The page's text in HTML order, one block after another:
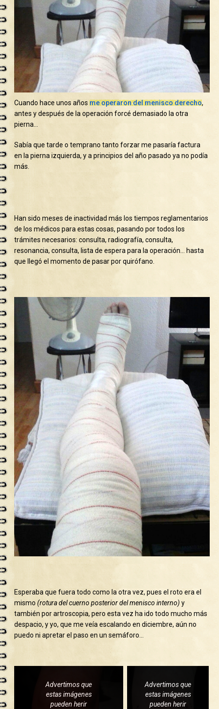
Cuando hace unos añosme operaron del menisco derecho,
antes y después de la operación forcé demasiado la otra
pierna…
Sabía que tarde o temprano tanto forzar me pasaría factura
en la pierna izquierda, y a principios del año pasado ya no podía
más.
Han sido meses de inactividad más los tiempos reglamentarios
de los médicos para estas cosas, pasando por todos los
trámites necesarios: consulta, radiografía, consulta,
resonancia, consulta, lista de espera para la operación… hasta
que llegó el momento de pasar por quirófano.
Esperaba que fuera todo como la otra vez, pues el roto era el
mismo(rotura del cuerno posterior del menisco interno) y
también por artroscopia, pero esta vez ha ido todo mucho más
despacio, y yo, que me veía escalando en diciembre, aún no
puedo ni apretar el paso en un semáforo…
Advertimos que
estas imágenes
pueden herir
Advertimos que
estas imágenes
pueden herir